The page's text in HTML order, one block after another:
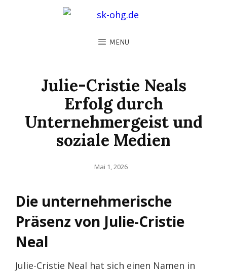
MENU
Julie-Cristie Neals
Erfolg durch
Unternehmergeist und
soziale Medien
Posted
Mai 1, 2026
Die unternehmerische
Präsenz von Julie-Cristie
Neal
Julie-Cristie Neal hat sich einen Namen in